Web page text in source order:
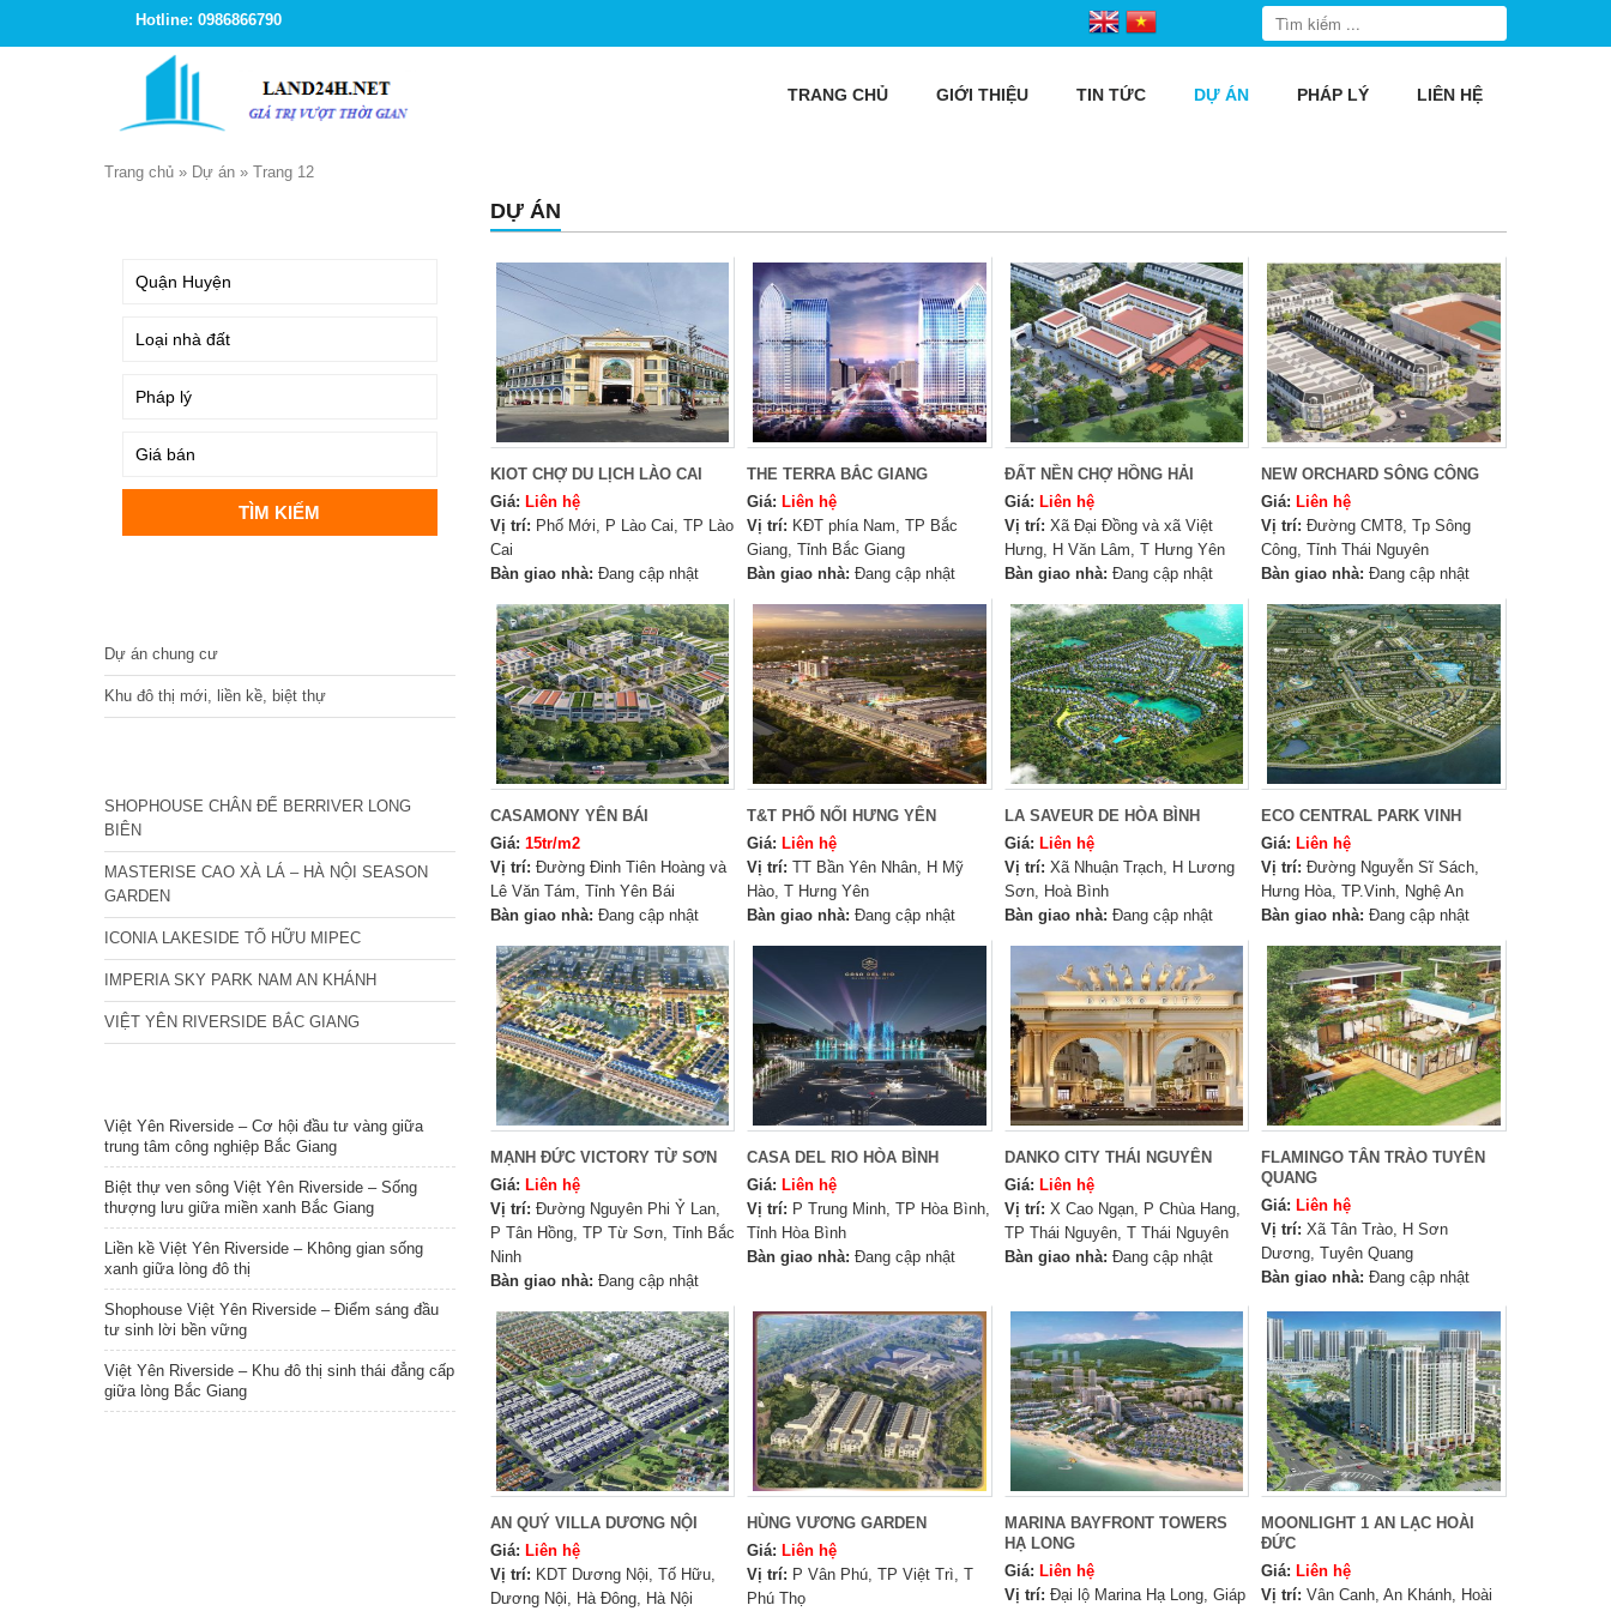
Hotline: 0986866790
TRANG CHỦ GIỚI THIỆU TIN TỨC DỰ ÁN PHÁP LÝ LIÊN HỆ
Trang chủ » Dự án » Trang 12
DỰ ÁN
KIOT CHỢ DU LỊCH LÀO CAI
Giá: Liên hệ
Vị trí: Phố Mới, P Lào Cai, TP Lào
Cai
Bàn giao nhà: Đang cập nhật
THE TERRA BẮC GIANG
Giá: Liên hệ
Vị trí: KĐT phía Nam, TP Bắc
Giang, Tỉnh Bắc Giang
Bàn giao nhà: Đang cập nhật
ĐẤT NỀN CHỢ HỒNG HẢI
Giá: Liên hệ
Vị trí: Xã Đại Đồng và xã Việt
Hưng, H Văn Lâm, T Hưng Yên
Bàn giao nhà: Đang cập nhật
NEW ORCHARD SÔNG CÔNG
Giá: Liên hệ
Vị trí: Đường CMT8, Tp Sông
Công, Tỉnh Thái Nguyên
Bàn giao nhà: Đang cập nhật
CASAMONY YÊN BÁI
Giá: 15tr/m2
Vị trí: Đường Đinh Tiên Hoàng và
Lê Văn Tám, Tỉnh Yên Bái
Bàn giao nhà: Đang cập nhật
T&T PHỐ NỐI HƯNG YÊN
Giá: Liên hệ
Vị trí: TT Bần Yên Nhân, H Mỹ
Hào, T Hưng Yên
Bàn giao nhà: Đang cập nhật
LA SAVEUR DE HÒA BÌNH
Giá: Liên hệ
Vị trí: Xã Nhuận Trạch, H Lương
Sơn, Hoà Bình
Bàn giao nhà: Đang cập nhật
ECO CENTRAL PARK VINH
Giá: Liên hệ
Vị trí: Đường Nguyễn Sĩ Sách,
Hưng Hòa, TP.Vinh, Nghệ An
Bàn giao nhà: Đang cập nhật
MẠNH ĐỨC VICTORY TỪ SƠN
Giá: Liên hệ
Vị trí: Đường Nguyên Phi Ỷ Lan,
P Tân Hồng, TP Từ Sơn, Tỉnh Bắc
Ninh
Bàn giao nhà: Đang cập nhật
CASA DEL RIO HÒA BÌNH
Giá: Liên hệ
Vị trí: P Trung Minh, TP Hòa Bình,
Tỉnh Hòa Bình
Bàn giao nhà: Đang cập nhật
DANKO CITY THÁI NGUYÊN
Giá: Liên hệ
Vị trí: X Cao Ngạn, P Chùa Hang,
TP Thái Nguyên, T Thái Nguyên
Bàn giao nhà: Đang cập nhật
FLAMINGO TÂN TRÀO TUYÊN
QUANG
Giá: Liên hệ
Vị trí: Xã Tân Trào, H Sơn
Dương, Tuyên Quang
Bàn giao nhà: Đang cập nhật
AN QUÝ VILLA DƯƠNG NỘI
Giá: Liên hệ
Vị trí: KDT Dương Nội, Tố Hữu,
Dương Nội, Hà Đông, Hà Nội
HÙNG VƯƠNG GARDEN
Giá: Liên hệ
Vị trí: P Vân Phú, TP Việt Trì, T
Phú Thọ
MARINA BAYFRONT TOWERS
HẠ LONG
Giá: Liên hệ
Vị trí: Đại lộ Marina Hạ Long, Giáp
MOONLIGHT 1 AN LẠC HOÀI
ĐỨC
Giá: Liên hệ
Vị trí: Vân Canh, An Khánh, Hoài
Dự án chung cư
Khu đô thị mới, liền kề, biệt thự
SHOPHOUSE CHÂN ĐẾ BERRIVER LONG
BIÊN
MASTERISE CAO XÀ LÁ – HÀ NỘI SEASON
GARDEN
ICONIA LAKESIDE TỐ HỮU MIPEC
IMPERIA SKY PARK NAM AN KHÁNH
VIỆT YÊN RIVERSIDE BẮC GIANG
Việt Yên Riverside – Cơ hội đầu tư vàng giữa
trung tâm công nghiệp Bắc Giang
Biệt thự ven sông Việt Yên Riverside – Sống
thượng lưu giữa miền xanh Bắc Giang
Liền kề Việt Yên Riverside – Không gian sống
xanh giữa lòng đô thị
Shophouse Việt Yên Riverside – Điểm sáng đầu
tư sinh lời bền vững
Việt Yên Riverside – Khu đô thị sinh thái đẳng cấp
giữa lòng Bắc Giang